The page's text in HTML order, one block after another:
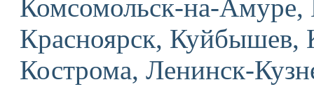
Комсомольск-на-Амуре,
Красноярск,
Кострома, Ленинск-